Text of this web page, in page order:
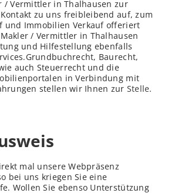
/ Vermittler in Thalhausen zur
zu uns freibleibend auf, zum
und Immobilien Verkauf offeriert
/ Vermittler in Thalhausen
und Hilfestellung ebenfalls
Baurecht,
auch Steuerrecht und die
in Verbindung mit
stellen wir Ihnen zur Stelle.
mal unsere Webpräsenz
bei uns kriegen Sie eine
Wollen Sie ebenso Unterstützung